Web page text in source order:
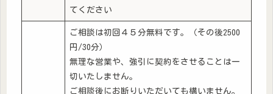
てください
ご相談は初回４５分無料です。（その後2500
円/30分）
無理な営業や、強引に契約をさせることは一
切いたしません。
ご相談後にお断りいただいても構いません。